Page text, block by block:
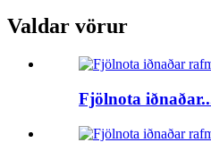
Valdar vörur
Fjölnota